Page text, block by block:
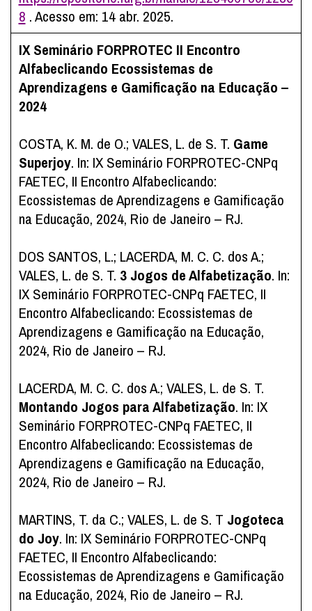
8 . Acesso em: 14 abr. 2025.
IX Seminário FORPROTEC II Encontro
Alfabeclicando Ecossistemas de
Aprendizagens e Gamificação na Educação –
2024
COSTA, K. M. de O.; VALES, L. de S. T. Game
Superjoy. In: IX Seminário FORPROTEC-CNPq
FAETEC, II Encontro Alfabeclicando:
Ecossistemas de Aprendizagens e Gamificação
na Educação, 2024, Rio de Janeiro – RJ.
DOS SANTOS, L.; LACERDA, M. C. C. dos A.;
VALES, L. de S. T. 3 Jogos de Alfabetização. In:
IX Seminário FORPROTEC-CNPq FAETEC, II
Encontro Alfabeclicando: Ecossistemas de
Aprendizagens e Gamificação na Educação,
2024, Rio de Janeiro – RJ.
LACERDA, M. C. C. dos A.; VALES, L. de S. T.
Montando Jogos para Alfabetização. In: IX
Seminário FORPROTEC-CNPq FAETEC, II
Encontro Alfabeclicando: Ecossistemas de
Aprendizagens e Gamificação na Educação,
2024, Rio de Janeiro – RJ.
MARTINS, T. da C.; VALES, L. de S. T Jogoteca
do Joy. In: IX Seminário FORPROTEC-CNPq
FAETEC, II Encontro Alfabeclicando:
Ecossistemas de Aprendizagens e Gamificação
na Educação, 2024, Rio de Janeiro – RJ.